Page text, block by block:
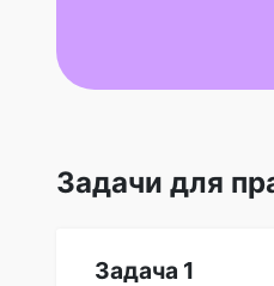
Задачи для
Задача 1